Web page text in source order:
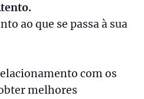
ao que se passa à sua
com os
melhores